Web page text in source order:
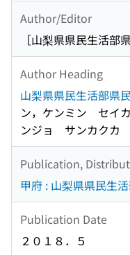
Author/Editor
［山梨県県民生活部
Author Heading
山梨県県民生活部県
ン，ケンミン セ
ンジョ サンカクカ
Publication,
甲府 : 山梨県県民生
Publication Date
２０１８．５